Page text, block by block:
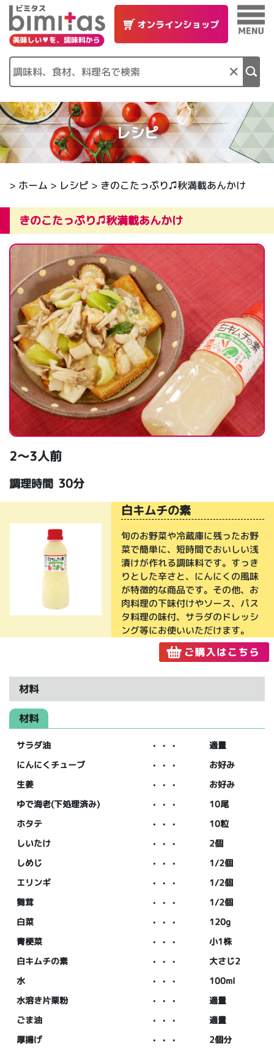
×
レシピ
> ホーム > レシピ > きのこたっぷり♫秋満載あんかけ
きのこたっぷり♫秋満載あんかけ
2～3人前
調理時間 30分
白キムチの素
旬のお野菜や冷蔵庫に残ったお野
菜で簡単に、短時間でおいしい浅
漬けが作れる調味料です。すっき
りとした辛さと、にんにくの風味
が特徴的な商品です。その他、お
肉料理の下味付けやソース、パス
タ料理の味付、サラダのドレッシ
ング等にお使いいただけます。
材料
材料
サラダ油 ・・・
適量
にんにくチューブ
・・・
お好み
生姜
・・・
お好み
ゆで海老(下処理済み)
・・・
10尾
ホタテ
・・・
10粒
しいたけ
・・・
2個
しめじ
・・・
1/2個
エリンギ
・・・
1/2個
舞茸
・・・
1/2個
白菜
・・・
120g
青梗菜
・・・
小1株
白キムチの素
・・・
大さじ2
水
・・・
100ml
水溶き片栗粉
・・・
適量
ごま油
・・・
適量
厚揚げ
・・・ 2個分